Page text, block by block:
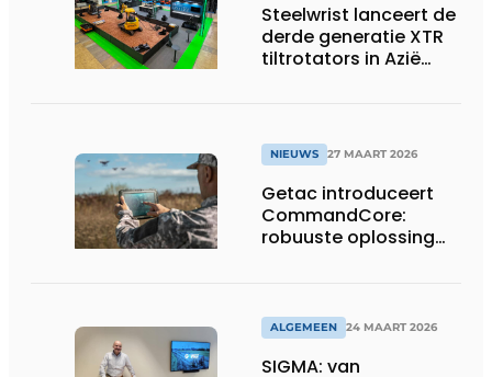
Steelwrist lanceert de
derde generatie XTR
tiltrotators in Azië
NIEUWS 27 MAART 2026
Getac introduceert
CommandCore:
robuuste oplossing
ALGEMEEN 24 MAART 2026
SIGMA: van